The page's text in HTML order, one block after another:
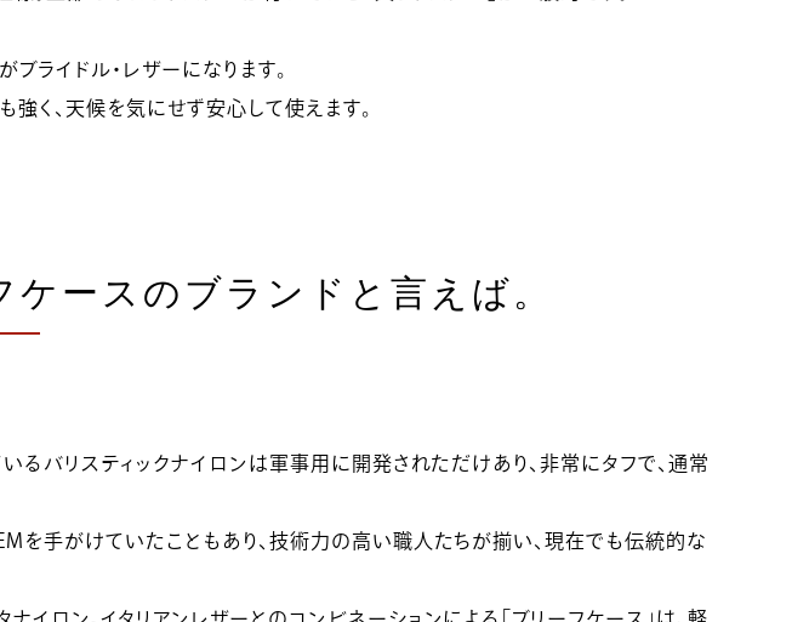
ライドル・レザーになります。
く、天候を気にせず安心して使えます。
ースのブランドと言えば。
るバリスティックナイロンは軍事用に開発されただけあり、非常にタフで、通常
を手がけていたこともあり、技術力の高い職人たちが揃い、現在でも伝統的な